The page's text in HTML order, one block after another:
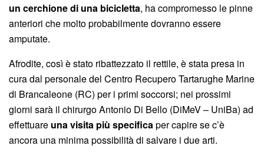
un cerchione di una bicicletta, ha compromesso le pinne
anteriori che molto probabilmente dovranno essere
amputate.
Afrodite, così è stato ribattezzato il rettile, è stata presa in
cura dal personale del Centro Recupero Tartarughe Marine
di Brancaleone (RC) per i primi soccorsi; nei prossimi
giorni sarà il chirurgo Antonio Di Bello (DiMeV – UniBa) ad
effettuare una visita più specificaper capire se c’è
ancora una minima possibilità di salvare i due arti.